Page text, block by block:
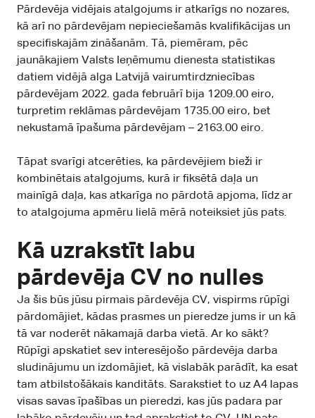
Pārdevēja vidējais atalgojums ir atkarīgs no nozares,
kā arī no pārdevējam nepieciešamās kvalifikācijas un
specifiskajām zināšanām. Tā, piemēram, pēc
jaunākajiem Valsts Ieņēmumu dienesta statistikas
datiem vidējā alga Latvijā vairumtirdzniecības
pārdevējam 2022. gada februārī bija 1209.00 eiro,
turpretim reklāmas pārdevējam 1735.00 eiro, bet
nekustamā īpašuma pārdevējam – 2163.00 eiro.
Tāpat svarīgi atcerēties, ka pārdevējiem bieži ir
kombinētais atalgojums, kurā ir fiksētā daļa un
mainīgā daļa, kas atkarīga no pārdotā apjoma, līdz ar
to atalgojuma apmēru lielā mērā noteiksiet jūs pats.
Kā uzrakstīt labu
pārdevēja CV no nulles
Ja šis būs jūsu pirmais pārdevēja CV, vispirms rūpīgi
pārdomājiet, kādas prasmes un pieredze jums ir un kā
tā var noderēt nākamajā darba vietā. Ar ko sākt?
Rūpīgi apskatiet sev interesējošo pārdevēja darba
sludinājumu un izdomājiet, kā vislabāk parādīt, ka esat
tam atbilstošākais kanditāts. Sarakstiet to uz A4 lapas
visas savas īpašības un pieredzi, kas jūs padara par